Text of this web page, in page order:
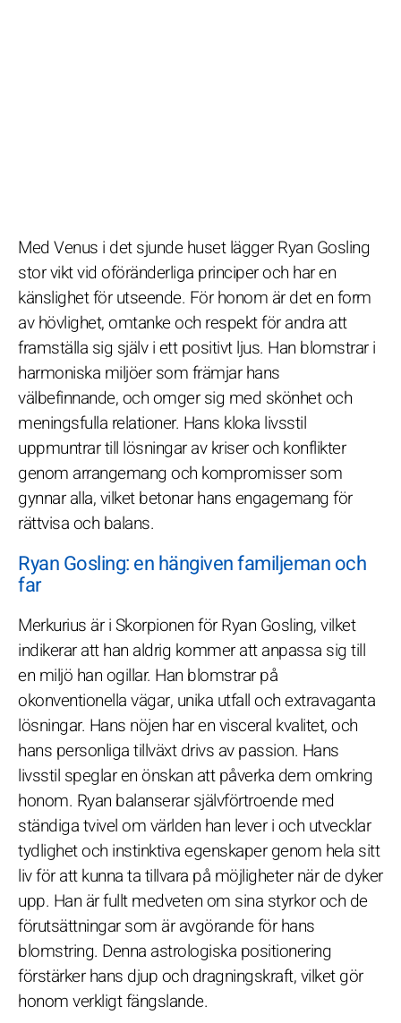
Med Venus i det sjunde huset lägger Ryan Gosling
stor vikt vid oföränderliga principer och har en
känslighet för utseende. För honom är det en form
av hövlighet, omtanke och respekt för andra att
framställa sig själv i ett positivt ljus. Han blomstrar i
harmoniska miljöer som främjar hans
välbefinnande, och omger sig med skönhet och
meningsfulla relationer. Hans kloka livsstil
uppmuntrar till lösningar av kriser och konflikter
genom arrangemang och kompromisser som
gynnar alla, vilket betonar hans engagemang för
rättvisa och balans.
Ryan Gosling: en hängiven familjeman och
far
Merkurius är i Skorpionen för Ryan Gosling, vilket
indikerar att han aldrig kommer att anpassa sig till
en miljö han ogillar. Han blomstrar på
okonventionella vägar, unika utfall och extravaganta
lösningar. Hans nöjen har en visceral kvalitet, och
hans personliga tillväxt drivs av passion. Hans
livsstil speglar en önskan att påverka dem omkring
honom. Ryan balanserar självförtroende med
ständiga tvivel om världen han lever i och utvecklar
tydlighet och instinktiva egenskaper genom hela sitt
liv för att kunna ta tillvara på möjligheter när de dyker
upp. Han är fullt medveten om sina styrkor och de
förutsättningar som är avgörande för hans
blomstring. Denna astrologiska positionering
förstärker hans djup och dragningskraft, vilket gör
honom verkligt fängslande.